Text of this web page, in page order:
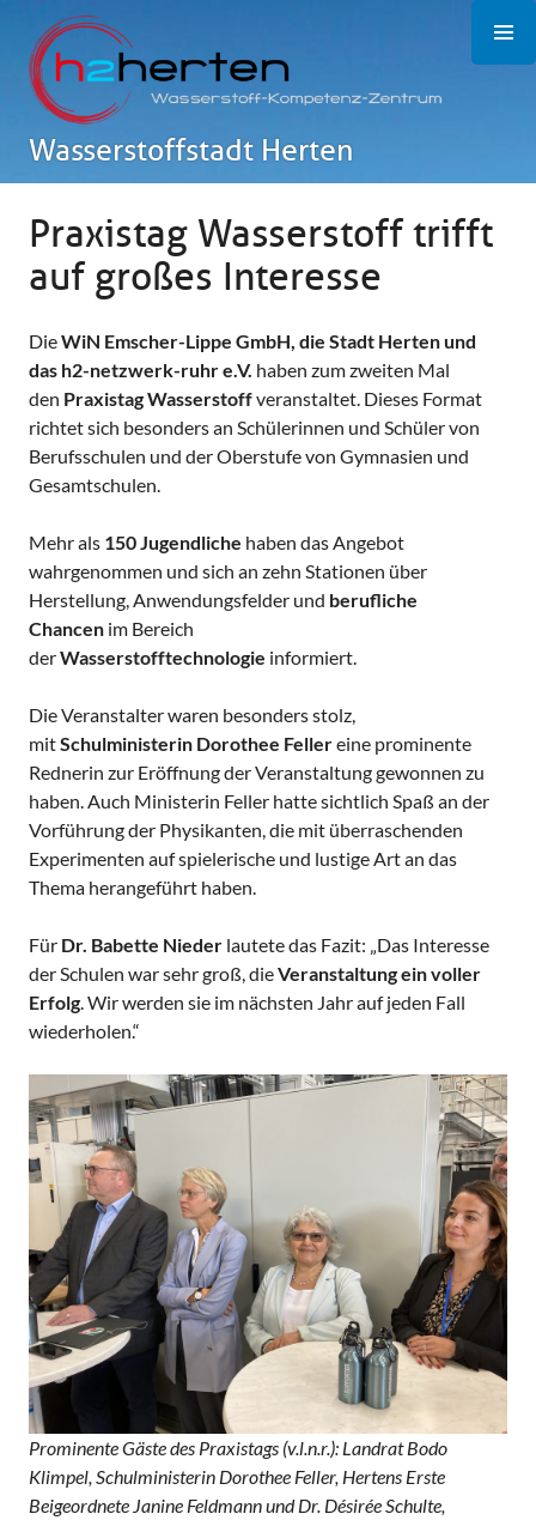
Inhalt
springen
Wasserstoffstadt Herten
Praxistag Wasserstoff trifft
auf großes Interesse
DieWiN Emscher-Lippe GmbH, die Stadt Herten und
das h2-netzwerk-ruhr e.V. haben zum zweiten Mal
den Praxistag Wasserstoffveranstaltet. Dieses Format
richtet sich besonders an Schülerinnen und Schüler von
Berufsschulen und der Oberstufe von Gymnasien und
Gesamtschulen.
Mehr als 150 Jugendliche haben das Angebot
wahrgenommen und sich an zehn Stationen über
Herstellung, Anwendungsfelder und berufliche
Chancen im Bereich
derWasserstofftechnologie informiert.
Die Veranstalter waren besonders stolz,
mitSchulministerin Dorothee Fellereine prominente
Rednerin zur Eröffnung der Veranstaltung gewonnen zu
haben. Auch Ministerin Feller hatte sichtlich Spaß an der
Vorführung der Physikanten, die mit überraschenden
Experimenten auf spielerische und lustige Art an das
Thema herangeführt haben.
Für Dr. Babette Nieder lautete das Fazit: „Das Interesse
der Schulen war sehr groß, dieVeranstaltung ein voller
Erfolg. Wir werden sie im nächsten Jahr auf jeden Fall
wiederholen.“
Prominente Gäste des Praxistags (v.l.n.r.): Landrat Bodo
Klimpel, Schulministerin Dorothee Feller, Hertens Erste
Beigeordnete Janine Feldmann und Dr. Désirée Schulte,